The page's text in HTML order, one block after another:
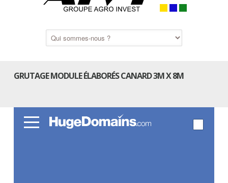
GRUTAGE MODULE ÉLABORÉS CANARD 3M X 8M